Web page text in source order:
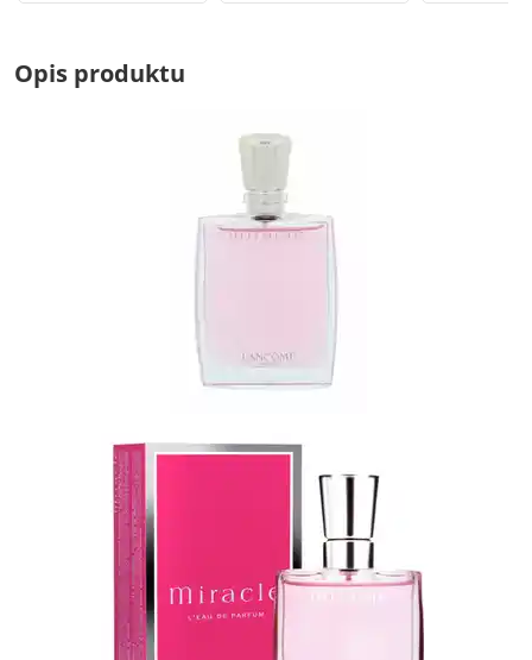
Opis produktu